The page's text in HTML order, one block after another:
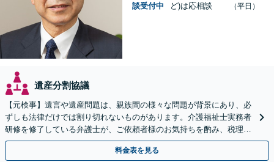
談受付中
ど)は応相談
（平日）
遺産分割協議
【元検事】遺言や遺産問題は、親族間の様々な問題が背景にあり、必
ずしも法律だけでは割り切れないものがあります。介護福祉士実務者
研修を修了している弁護士が、ご依頼者様のお気持ちを酌み、税理士
など他士業とも密接に連携しながら丁寧に対応いたします。
料金表を見る